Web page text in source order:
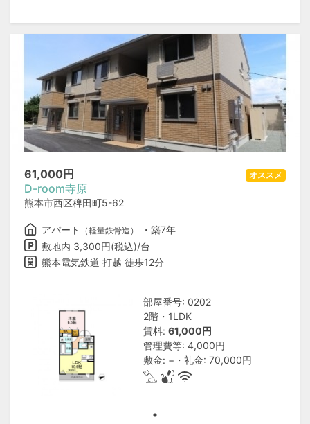
61,000円
D-room寺原
熊本市西区稗田町5-62
オススメ
アパート （軽量鉄骨造）
・築7年
敷地内 3,300円(税込)/台
熊本電気鉄道 打越 徒歩12分
部屋番号: 0202
2階・1LDK
賃料: 61,000円
管理費等: 4,000円
敷金: −・礼金: 70,000円